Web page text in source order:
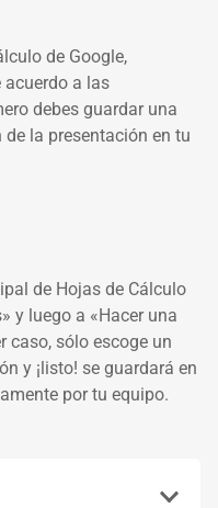
de Google,
a las
debes guardar una
de la presentación en tu
de Hojas de Cálculo
y luego a «Hacer una
caso, sólo escoge un
y ¡listo! se guardará en
por tu equipo.